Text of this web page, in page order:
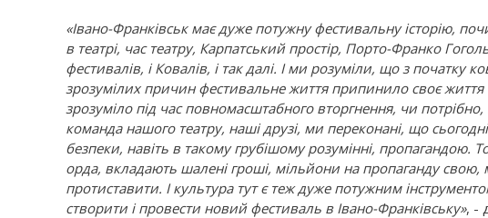
«Івано-Франківськ має дуже потужну фестивальну історію,
в театрі, час театру, Карпатський простір, Порто-Франко
фестивалів, і Ковалів, і так далі. І ми розуміли, що з початку
зрозумілих причин фестивальне життя припинило своє
зрозуміло під час повномасштабного вторгнення, чи
команда нашого театру, наші друзі, ми переконані, що
безпеки, навіть в такому грубішому розумінні, пропагандою.
орда, вкладають шалені гроші, мільйони на пропаганду
протиставити. І культура тут є теж дуже потужним
створити і провести новий фестиваль в Івано-Франківську», -